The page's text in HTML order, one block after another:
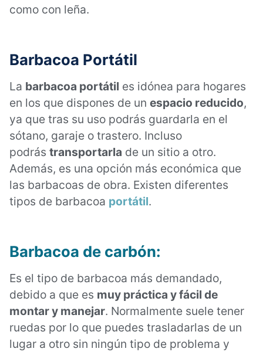
como con leña.
Barbacoa Portátil
La barbacoa portátil es idónea para hogares
en los que dispones de un espacio reducido,
ya que tras su uso podrás guardarla en el
sótano, garaje o trastero. Incluso
podrás transportarla de un sitio a otro.
Además, es una opción más económica que
las barbacoas de obra. Existen diferentes
tipos de barbacoa portátil.
Barbacoa de carbón:
Es el tipo de barbacoa más demandado,
debido a que es muy práctica y fácil de
montar y manejar. Normalmente suele tener
ruedas por lo que puedes trasladarlas de un
lugar a otro sin ningún tipo de problema y